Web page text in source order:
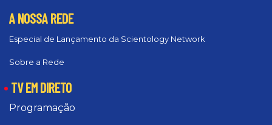
A NOSSA REDE
Especial de Lançamento da Scientology Network
Sobre a Rede
TV EM DIRETO
Programação